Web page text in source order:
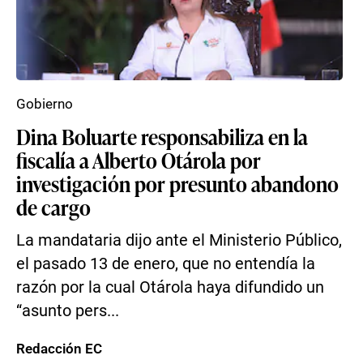
Dina Boluarte responsabiliza en la
fiscalía a Alberto Otárola por
investigación por presunto abandono
de cargo
La mandataria dijo ante el Ministerio Público,
el pasado 13 de enero, que no entendía la
razón por la cual Otárola haya difundido un
“asunto pers...
Gobierno
Redacción EC